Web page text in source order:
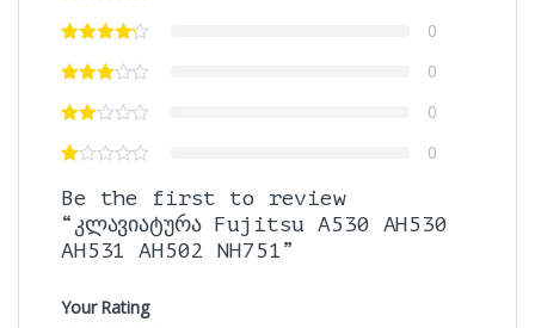
0
0
0
0
Be the first to review
“კლავიატურა Fujitsu A530 AH530
AH531 AH502 NH751”
Your Rating